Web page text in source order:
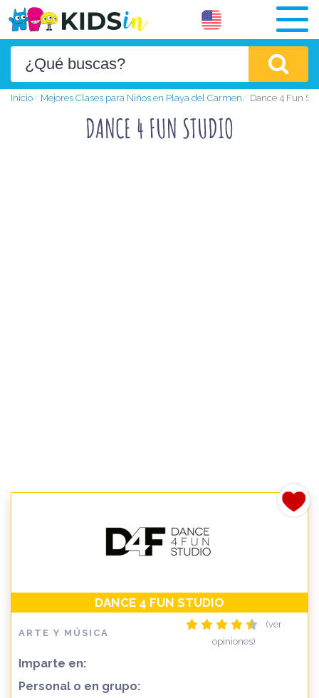
Inicio Mejores Clases para Niños en Playa del Carmen Dance 4 Fun
DANCE 4 FUN STUDIO
DANCE 4 FUN STUDIO
ARTE Y MÚSICA
(ver
opiniones)
Imparte en:
Personal o en grupo: